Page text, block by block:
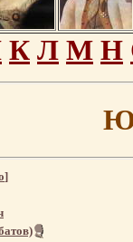
К Л М Н
]